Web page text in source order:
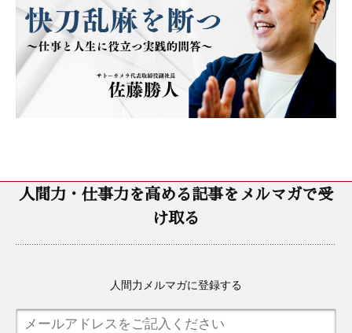
人間力・仕事力を高める記事をメルマガで受
け取る
人間力メルマガに登録する